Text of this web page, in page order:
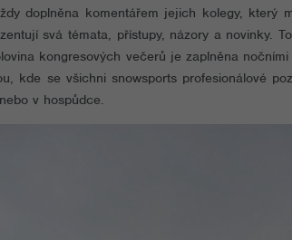
doplněna komentářem jejich kolegy,
svá témata, přístupy, názory a novinky.
kongresových večerů je zaplněna
kde se všichni snowsports profesionálové
v hospůdce.